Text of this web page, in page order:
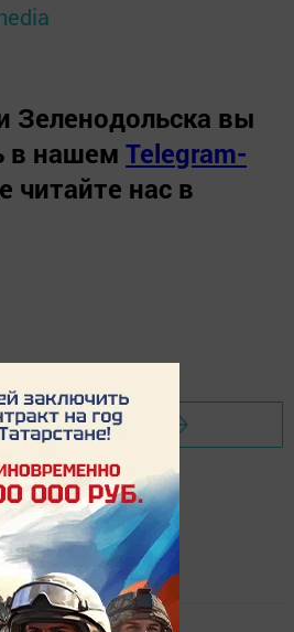
Зеленодольска вы
в нашем Telegram-
читайте нас в
новости